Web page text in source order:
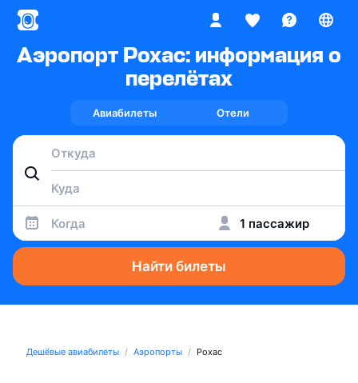
Аэропорт Рохас: информация о
перелётах
Авиабилеты Отели
Когда 1 пассажир
Найти билеты
Дешёвые авиабилеты Аэропорты Рохас